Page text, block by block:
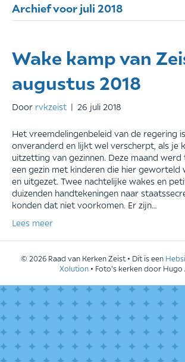
Archief voor juli 2018
Wake kamp van
augustus 2018
Door rvkzeist | 26 juli 2018
Het vreemdelingenbeleid van de regering
onveranderd en lijkt wel verscherpt, als je
uitzetting van gezinnen. Deze maand
een gezin met kinderen die hier geworteld
en uitgezet. Twee nachtelijke wakes en
duizenden handtekeningen naar
konden dat niet voorkomen. Er zijn…
Lees meer
© 2026 Raad van Kerken Zeist • Dit is een
Xolution • Foto's kerken door Hugo